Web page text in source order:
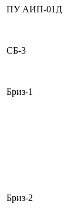
ПУ АИП-01Д
СБ-3
Бриз-1
Бриз-2